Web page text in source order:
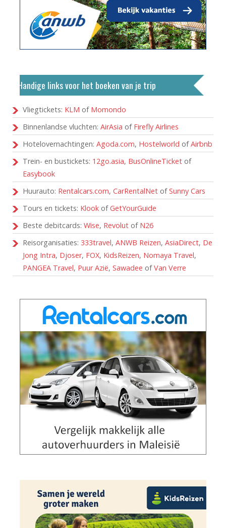
Handige links voor het boeken van je trip
Vliegtickets: KLM of Momondo
Binnenlandse vluchten: AirAsia of Firefly Airlines
Hotelovernachtingen: Agoda.com, Hostelworld ofAirbnb
Trein- en bustickets: 12go.asia, BusOnlineTicket of
Easybook
Huurauto: Rentalcars.com, CarRentalNet ofSunny Cars
Tours en tickets: Klook ofGetYourGuide
Beste debitcards: Wise, Revolut of N26
Reisorganisaties: 333travel, ANWB Reizen, AsiaDirect, De
Jong Intra, Djoser, FOX, KidsReizen, Nomaya Travel,
PANGEA Travel, Puur Azië, Sawadee ofVan Verre